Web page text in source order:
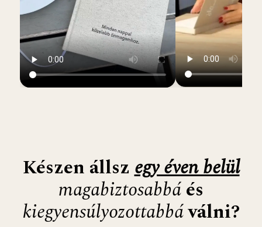
Készen állszegy éven belül
magabiztosabbáés
kiegyensúlyozottabbáválni?